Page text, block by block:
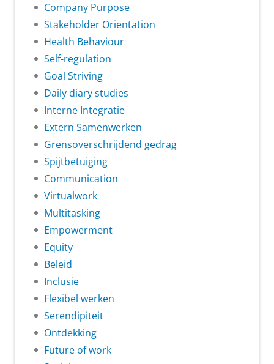
Company Purpose
Stakeholder Orientation
Health Behaviour
Self-regulation
Goal Striving
Daily diary studies
Interne Integratie
Extern Samenwerken
Grensoverschrijdend gedrag
Spijtbetuiging
Communication
Virtualwork
Multitasking
Empowerment
Equity
Beleid
Inclusie
Flexibel werken
Serendipiteit
Ontdekking
Future of work